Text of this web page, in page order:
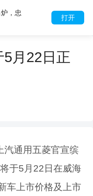
打开
，忠
月22日正
汽通用五菱官宣缤
于5月22日在威海
车上市价格及上市